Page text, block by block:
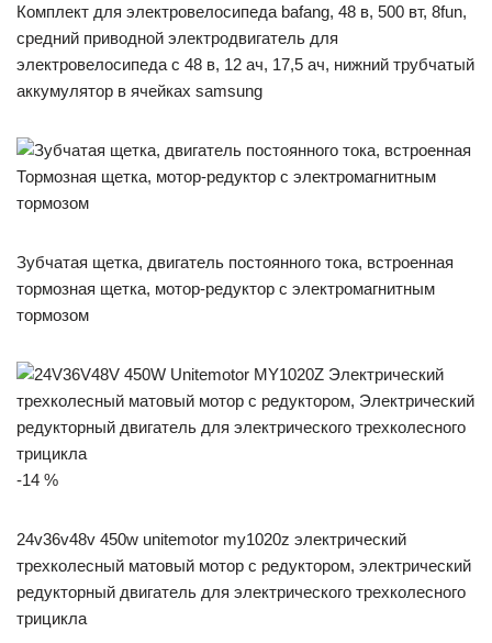
Комплект для электровелосипеда bafang, 48 в, 500 вт, 8fun,
средний приводной электродвигатель для
электровелосипеда с 48 в, 12 ач, 17,5 ач, нижний трубчатый
аккумулятор в ячейках samsung
Зубчатая щетка, двигатель постоянного тока, встроенная
тормозная щетка, мотор-редуктор с электромагнитным
тормозом
-14 %
24v36v48v 450w unitemotor my1020z электрический
трехколесный матовый мотор с редуктором, электрический
редукторный двигатель для электрического трехколесного
трицикла